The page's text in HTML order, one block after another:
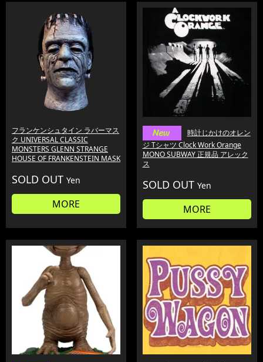
フランケンシュタイン ラバーマス
ク UNIVERSAL CLASSIC
MONSTERS GLENN STRANGE
HOUSE OF FRANKENSTEIN MASK
SOLD OUT Yen
MORE
時計じかけのオレン
ジ Tシャツ Clock Work Orange
MONO SUBWAY 正規品 アレック
ス
SOLD OUT Yen
MORE